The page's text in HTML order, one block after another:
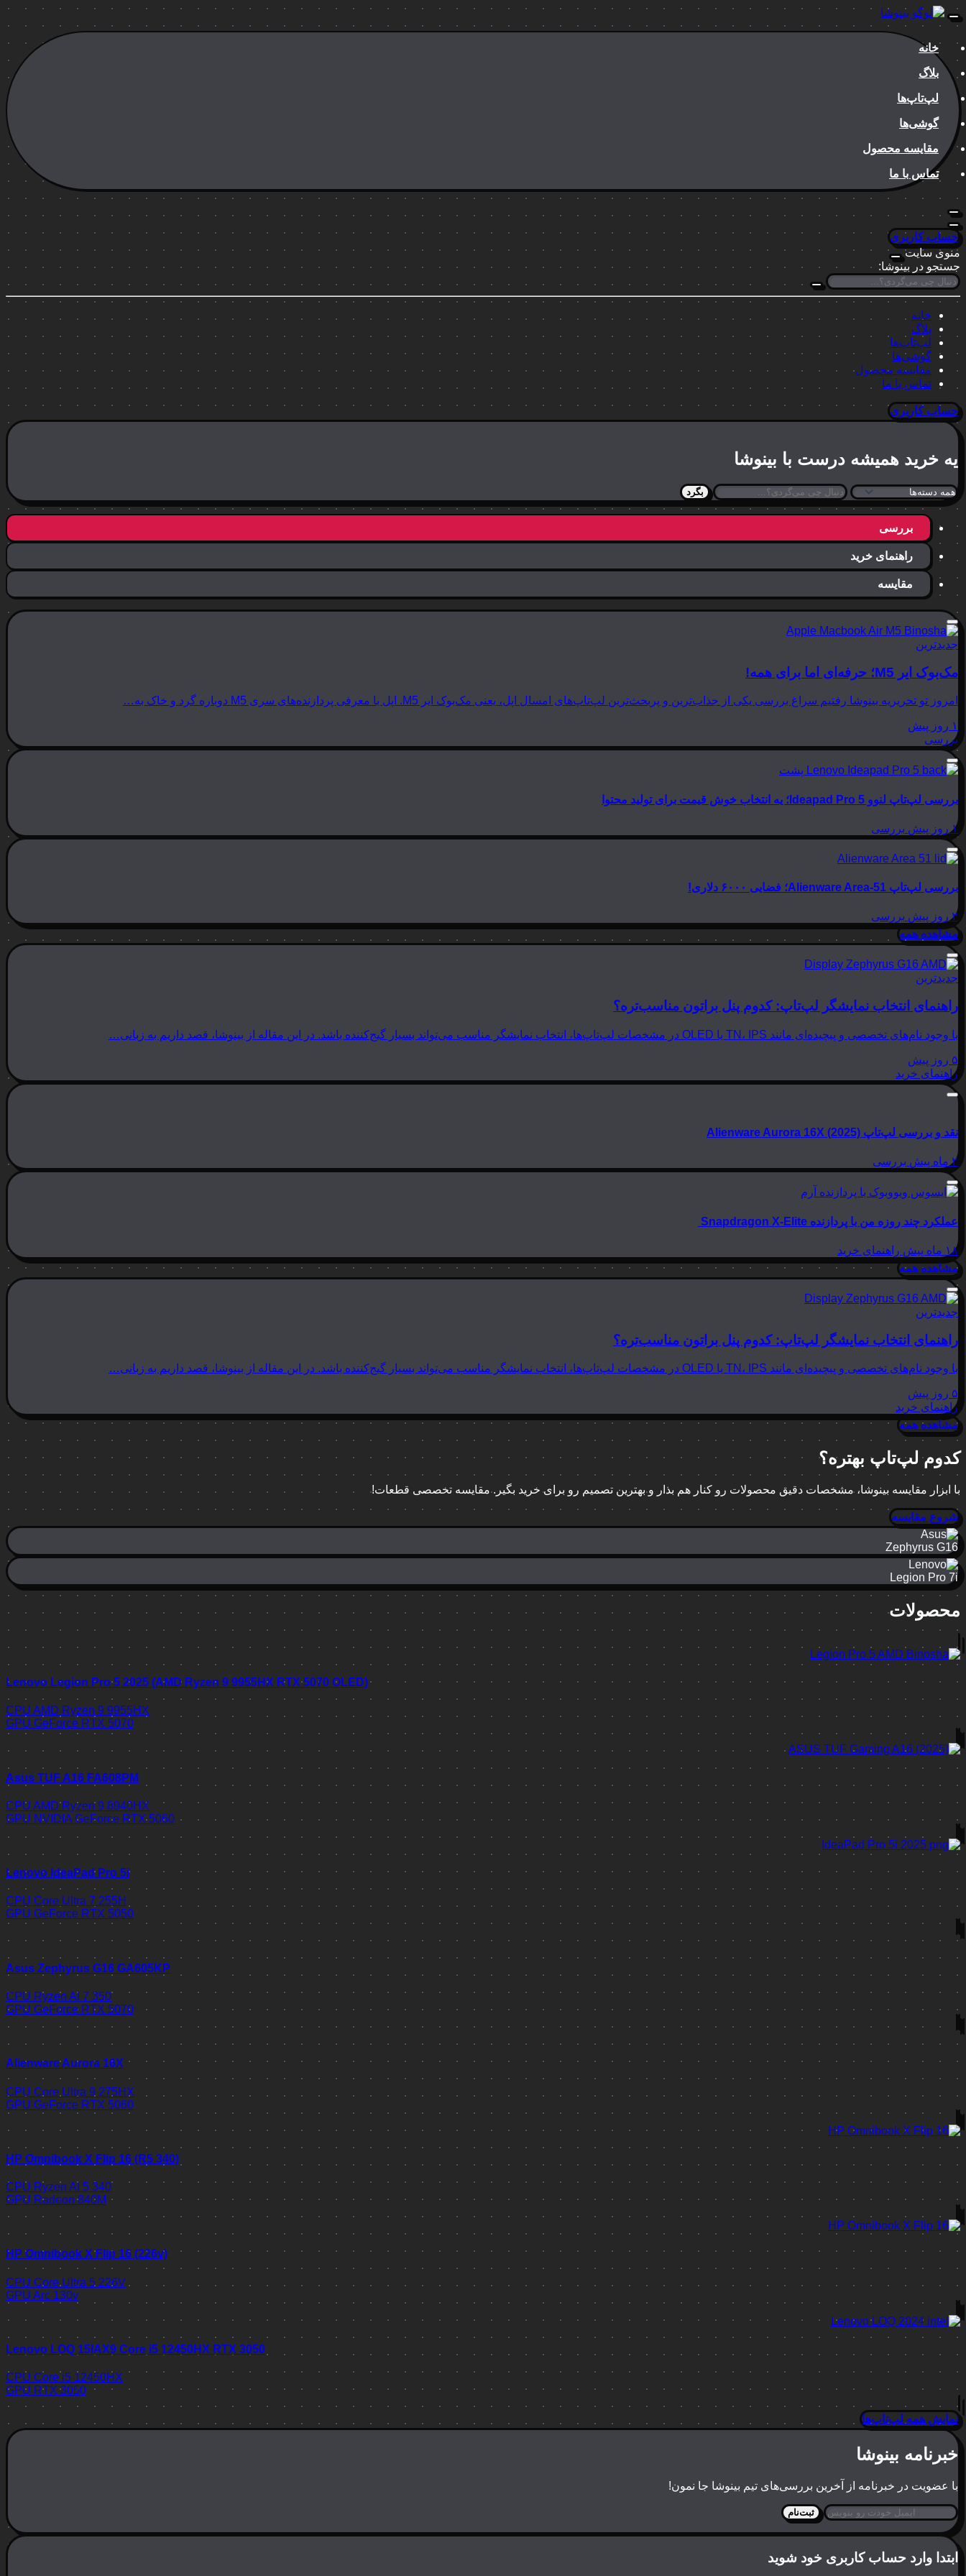
خانه
بلاگ
لپ‌تاپ‌ها
گوشی‌ها
مقایسه محصول
تماس با ما
حساب کاربری
منوی سایت
جستجو در بینوشا:
خانه
بلاگ
لپ‌تاپ‌ها
گوشی‌ها
مقایسه محصول
تماس با ما
حساب کاربری
یه خرید همیشه درست با بینوشا
بگرد
بررسی
راهنمای خرید
مقایسه
جدیدترین
مک‌بوک ایر M5؛ حرفه‌ای اما برای همه!
امروز تو تحریریه بینوشا رفتیم سراغ بررسی یکی از جذاب‌ترین و پربحث‌ترین لپ‌تاپ‌های امسال اپل، یعنی مک‌بوک ایر M5. اپل با معرفی پردازنده‌های سری M5 دوباره گرد و خاک به…
۱ روز پیش
بررسی
بررسی لپ‌تاپ لنوو Ideapad Pro 5؛ یه انتخاب خوش قیمت برای تولید محتوا
۱ روز پیش بررسی
بررسی لپ‌تاپ Alienware Area-51؛ فضایی ۶۰۰۰ دلاری!
۲ روز پیش
بررسی
مشاهده همه
جدیدترین
راهنمای انتخاب نمایشگر لپ‌تاپ: کدوم پنل براتون مناسب‌تره؟
با وجود نام‌های تخصصی و پیچیده‌ای مانند TN، IPS یا OLED در مشخصات لپ‌تاپ‌ها، انتخاب نمایشگر مناسب می‌تواند بسیار گیج‌کننده باشد. در این مقاله از بینوشا، قصد داریم به زبانی…
۵ روز پیش
راهنمای خرید
نقد و بررسی لپ‌تاپ Alienware Aurora 16X (2025)
۲ ماه پیش بررسی
عملکرد چند روزه من با پردازنده Snapdragon X-Elite
۱۸ ماه پیش
راهنمای خرید
مشاهده همه
جدیدترین
راهنمای انتخاب نمایشگر لپ‌تاپ: کدوم پنل براتون مناسب‌تره؟
با وجود نام‌های تخصصی و پیچیده‌ای مانند TN، IPS یا OLED در مشخصات لپ‌تاپ‌ها، انتخاب نمایشگر مناسب می‌تواند بسیار گیج‌کننده باشد. در این مقاله از بینوشا، قصد داریم به زبانی…
۵ روز پیش
راهنمای خرید
مشاهده همه
کدوم لپ‌تاپ بهتره؟
با ابزار مقایسه بینوشا، مشخصات دقیق محصولات رو کنار هم بذار و بهترین تصمیم رو برای خرید بگیر. مقایسه تخصصی قطعات!
شروع مقایسه
Zephyrus G16
Legion Pro 7i
محصولات
Lenovo Legion Pro 5 2025 (AMD Ryzen 9 9955HX RTX 5070 OLED)
CPU AMD Ryzen 9 9955HX
GPU GeForce RTX 5070
Asus TUF A16 FA608PM
CPU AMD Ryzen 9 8940HX
GPU NVIDIA GeForce RTX 5060
Lenovo IdeaPad Pro 5i
CPU Core Ultra 7 255H
GPU GeForce RTX 5050
Asus Zephyrus G16 GA605KP
CPU Ryzen AI 7 350
GPU GeForce RTX 5070
Alienware Aurora 16X
CPU Core Ultra 9 275HX
GPU GeForce RTX 5060
HP Omnibook X Flip 16 (R5 340)
CPU Ryzen AI 5 340
GPU Radeon 840M
HP Omnibook X Flip 16 (226v)
CPU Core Ultra 5 226V
GPU Arc 130v
Lenovo LOQ 15IAX9 Core i5 12450HX RTX 3050
CPU Core i5 12450HX
GPU RTX 3050
نمایش همه لپ‌تاپ‌ها
خبرنامه بینوشا
با عضویت در خبرنامه از آخرین بررسی‌های تیم بینوشا جا نمون!
ثبت‌نام
ابتدا وارد حساب کاربری خود شوید